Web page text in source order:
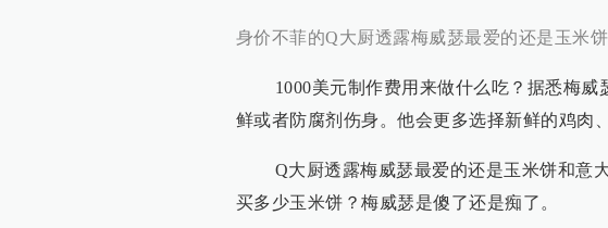
身价不菲的Q大厨透露梅威瑟最爱的还是玉米饼
1000美元制作费用来做什么吃？据悉梅威
鲜或者防腐剂伤身。他会更多选择新鲜的鸡肉
Q大厨透露梅威瑟最爱的还是玉米饼和意大
买多少玉米饼？梅威瑟是傻了还是痴了。